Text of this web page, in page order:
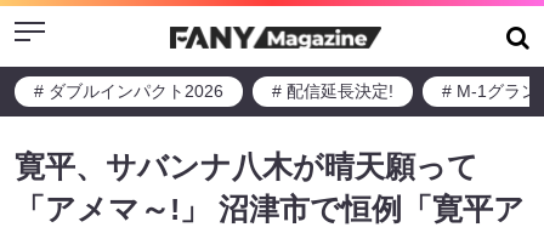
Menu
# ダブルインパクト2026 # 配信延長決定! # M-1グラン
寛平、サバンナ八木が晴天願って
「アメマ～!」 沼津市で恒例「寛平ア